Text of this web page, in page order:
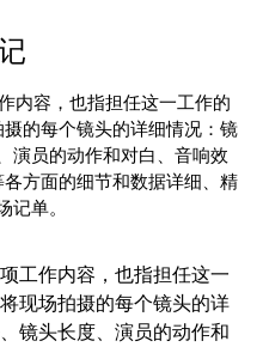
内容，也指担任这一工作的
的每个镜头的详细情况：镜
演员的动作和对白、音响效
方面的细节和数据详细、精
记单。
作内容，也指担任这一
现场拍摄的每个镜头的详
镜头长度、演员的动作和